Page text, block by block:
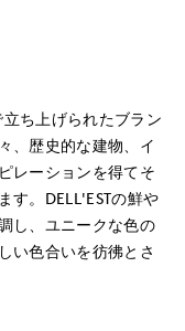
ち上げられたブラン
、歴史的な建物、イ
レーションを得てそ
す。DELL'ESTの鮮や
し、ユニークな色の
い色合いを彷彿とさ